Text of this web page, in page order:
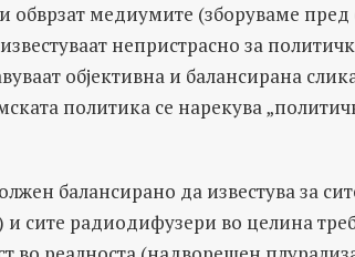
обврзат медиумите (зборуваме пред
непристрасно за
објективна и балансирана
политика се нарекува
балансирано да известува за
сите радиодифузери во целина